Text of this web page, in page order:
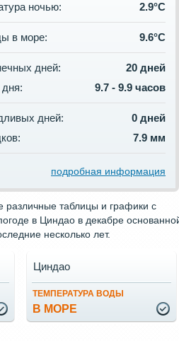
ночью:
2.9°C
в море: 9.6°C
дней:
20 дней
дня:
9.7 - 9.9 часов
дней:
0 дней
7.9 мм
подробная информация
различные таблицы и графики с
в Циндао в декабре
несколько лет.
ТЕМПЕРАТУРА ВОДЫ
В МОРЕ
Циндао